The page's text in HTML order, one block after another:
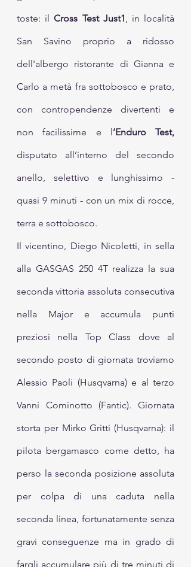
toste: il Cross Test Just1, in località
San Savino proprio a ridosso
dell'albergo ristorante di Gianna e
Carlo a metà fra sottobosco e prato,
con contropendenze divertenti e
non facilissime e l’Enduro Test,
disputato all’interno del secondo
anello, selettivo e lunghissimo -
quasi 9 minuti - con un mix di rocce,
terra e sottobosco.
Il vicentino, Diego Nicoletti, in sella
alla GASGAS 250 4T realizza la sua
seconda vittoria assoluta consecutiva
nella Major e accumula punti
preziosi nella Top Class dove al
secondo posto di giornata troviamo
Alessio Paoli (Husqvarna) e al terzo
Vanni Cominotto (Fantic). Giornata
storta per Mirko Gritti (Husqvarna): il
pilota bergamasco come detto, ha
perso la seconda posizione assoluta
per colpa di una caduta nella
seconda linea, fortunatamente senza
gravi conseguenze ma in grado di
fargli accumulare più di tre minuti di